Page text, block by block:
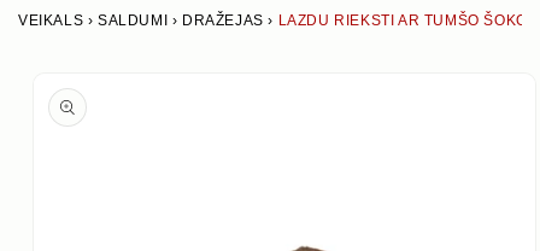
VEIKALS ›SALDUMI › DRAŽEJAS › LAZDU RIEKSTI AR TUMŠO
produkta
informāciju